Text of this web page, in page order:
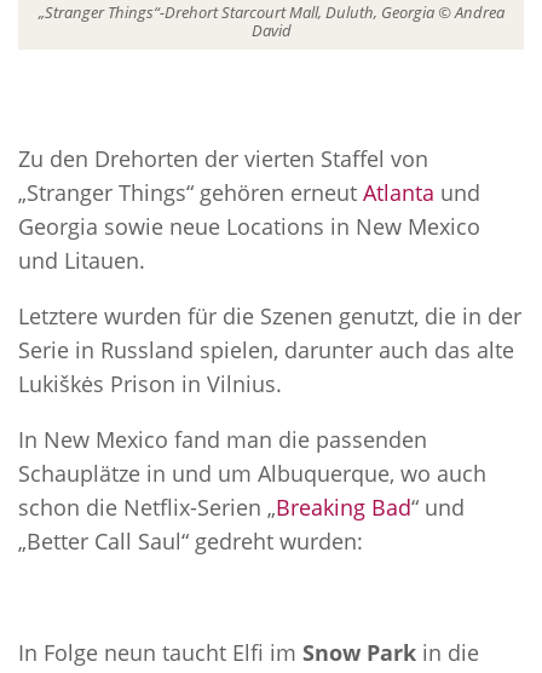
„Stranger Things“-Drehort Starcourt Mall, Duluth, Georgia © Andrea
David
Zu den Drehorten der vierten Staffel von
„Stranger Things“ gehören erneut Atlanta und
Georgia sowie neue Locations in New Mexico
und Litauen.
Letztere wurden für die Szenen genutzt, die in der
Serie in Russland spielen, darunter auch das alte
Lukiškės Prison in Vilnius.
In New Mexico fand man die passenden
Schauplätze in und um Albuquerque, wo auch
schon die Netflix-Serien „Breaking Bad“ und
„Better Call Saul“ gedreht wurden:
In Folge neun taucht Elfi im Snow Park in die